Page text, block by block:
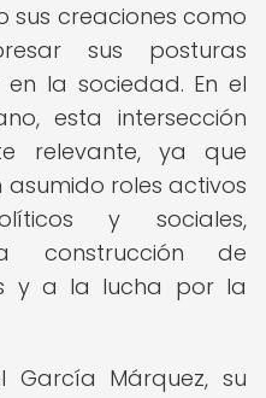
sus creaciones como
sus posturas
la sociedad. En el
esta intersección
relevante, ya que
roles activos
y sociales,
construcción de
y a la lucha por la
García Márquez, su